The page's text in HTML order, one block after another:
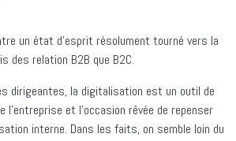
un état d’esprit résolument tourné vers la
des relation B2B que B2C.
dirigeantes, la digitalisation est un outil de
et l’occasion rêvée de repenser
interne. Dans les faits, on semble loin du